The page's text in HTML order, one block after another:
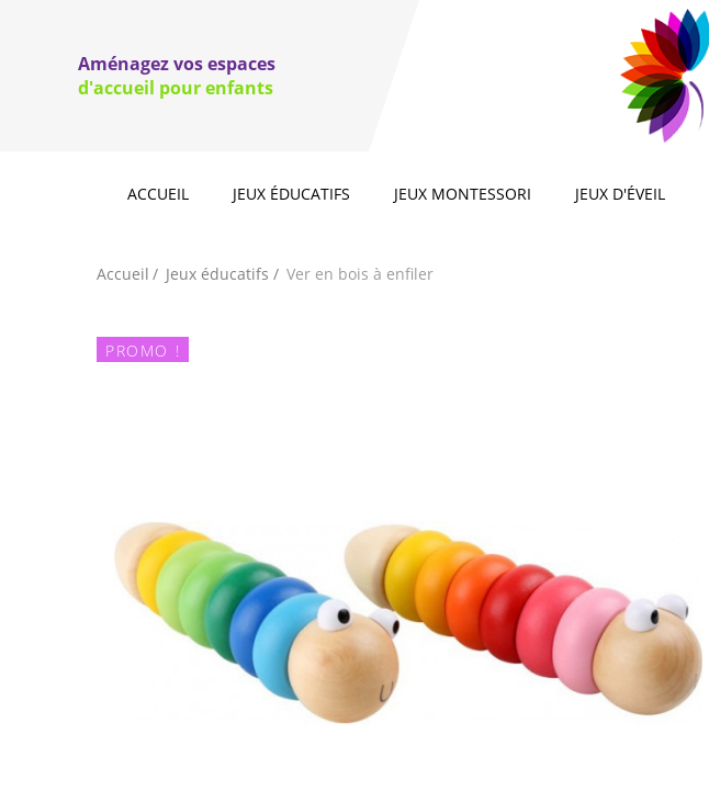
Aménagez vos espaces
d'accueil pour enfants
ACCUEIL JEUX ÉDUCATIFS
Jeux de motricité fine, jeux à lacer
Jeux d'observation, mémos,
Jeux d'exploration de la nature,
JEUX MONTESSORI JEUX D'ÉVEIL
Accueil Jeux éducatifs Ver en bois à enfiler
PROMO !